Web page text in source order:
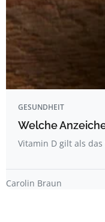
GESUNDHEIT
Welche
Vitamin D gilt als
Carolin Braun